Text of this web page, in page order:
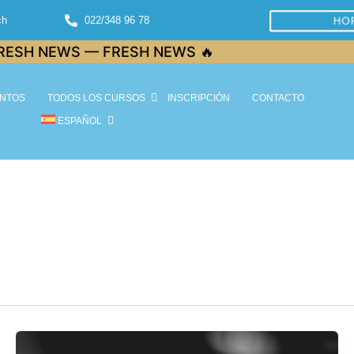
022/348 96 78
🔥
TODOS LOS CURSOS INSCRIPCIÓN CONTACTO
ESPAÑOL